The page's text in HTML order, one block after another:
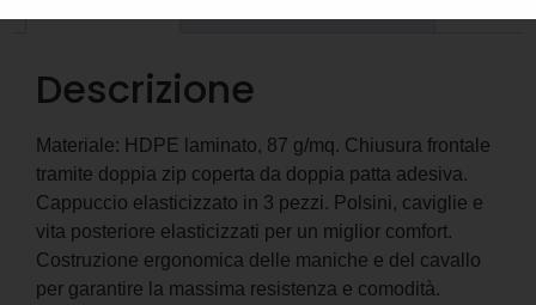
Descrizione
Materiale: HDPE laminato, 87 g/mq. Chiusura frontale
tramite doppia zip coperta da doppia patta adesiva.
Cappuccio elasticizzato in 3 pezzi. Polsini, caviglie e
vita posteriore elasticizzati per un miglior comfort.
Costruzione ergonomica delle maniche e del cavallo
per garantire la massima resistenza e comodità.